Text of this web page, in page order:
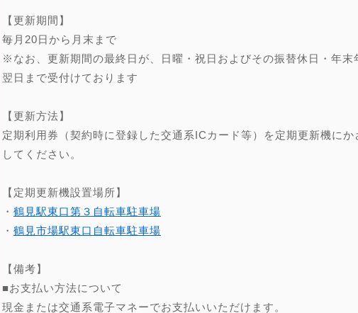
【更新期間】
毎月20日から月末まで
※なお、更新期間の最終日が、日曜・祝日およびその振替休日・年
翌日まで受付けております
【更新方法】
定期利用券（契約時に登録した交通系ICカード等）を定期更新機に
してください。
【定期更新機設置場所】
・ 鶴見駅東口第３自転車駐車場
・ 鶴見市場駅東口自転車駐車場
【備考】
■お支払い方法について
現金または交通系電子マネーでお支払いいただけます。